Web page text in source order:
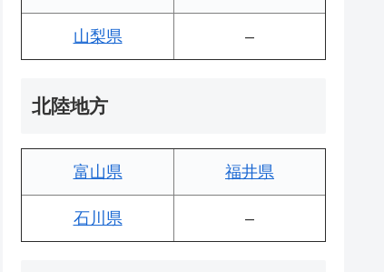
山梨県 –
北陸地方
富山県 福井県
石川県 –